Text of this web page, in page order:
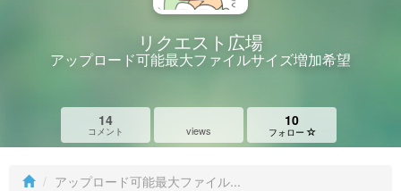
リクエスト広場
アップロード可能最大ファイルサイズ増加希望
14
コメント views
10
フォロー
アップロード可能最大ファイル...